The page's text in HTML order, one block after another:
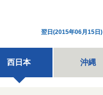
翌日(2015年06月15日)
西日本 沖縄